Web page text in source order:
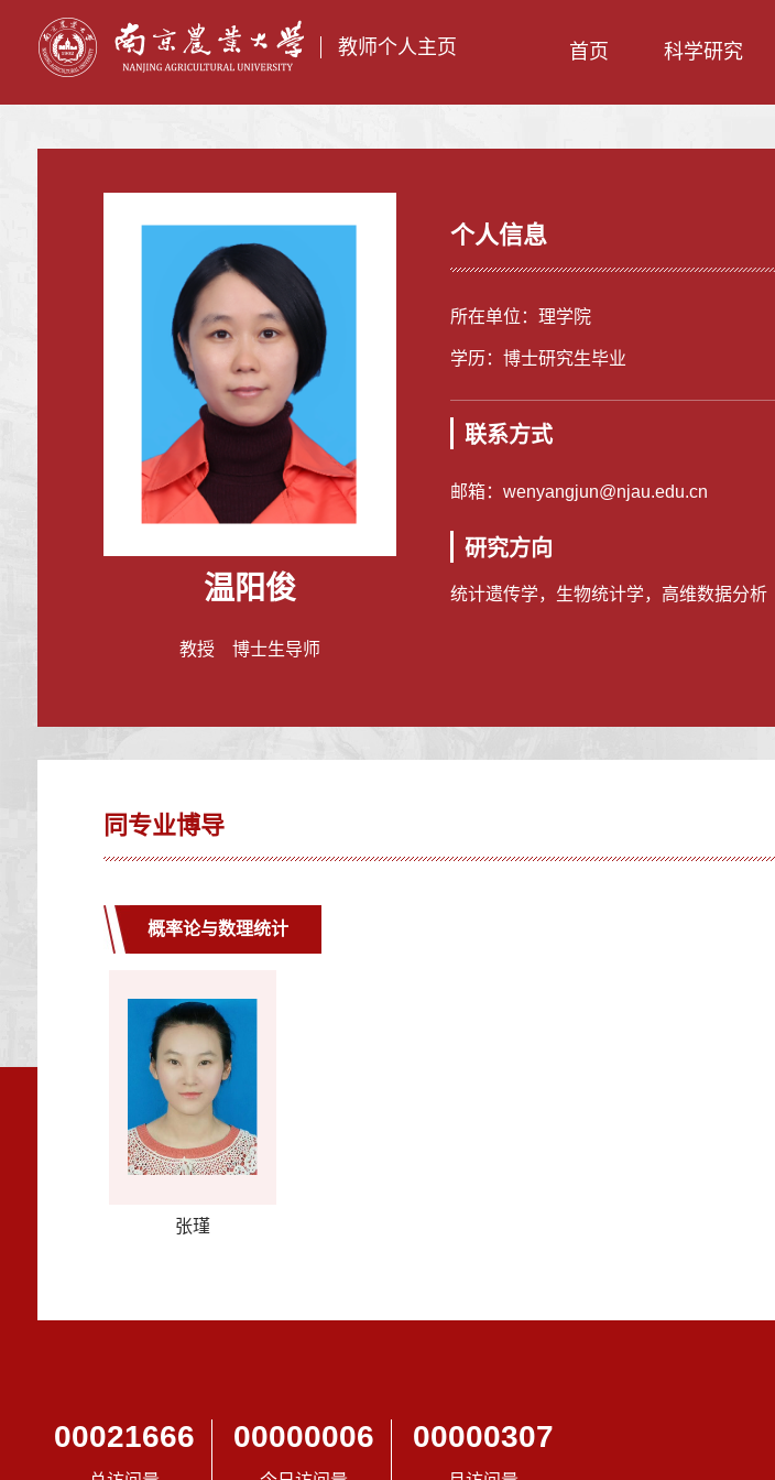
教师个人主页 首页 科学研究
温阳俊
教授 博士生导师
个人信息
所在单位：理学院
学历：博士研究生毕业
联系方式
邮箱： wenyangjun@njau.edu.cn
研究方向
统计遗传学，生物统计学，高维数据分析
同专业博导
概率论与数理统计
张瑾
00021666 00000006 00000307